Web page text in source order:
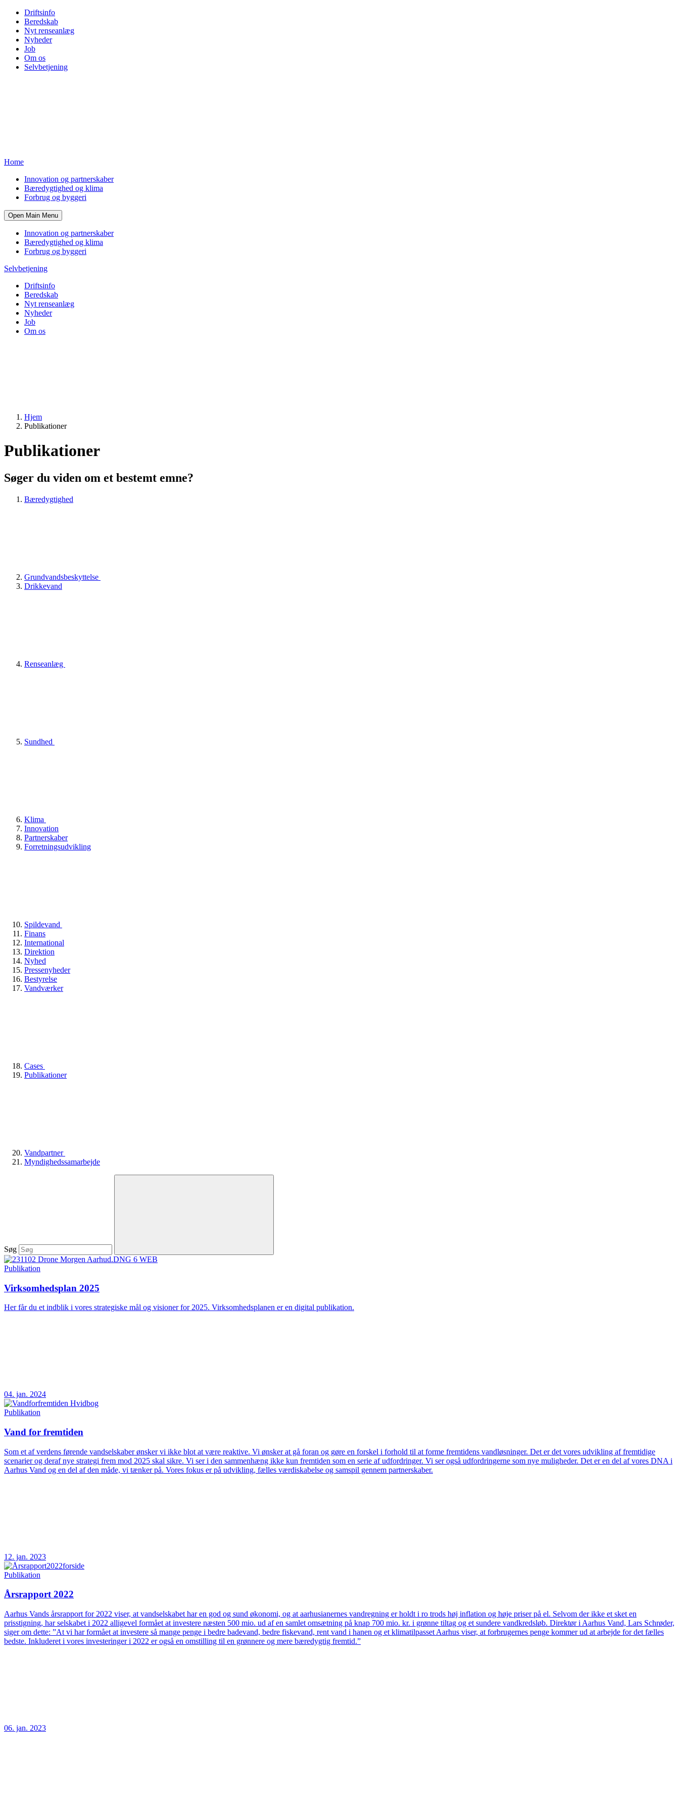
Driftsinfo
Beredskab
Nyt renseanlæg
Nyheder
Job
Om os
Selvbetjening
Home
Innovation og partnerskaber
Bæredygtighed og klima
Forbrug og byggeri
Open Main Menu
Innovation og partnerskaber
Bæredygtighed og klima
Forbrug og byggeri
Selvbetjening
Driftsinfo
Beredskab
Nyt renseanlæg
Nyheder
Job
Om os
Hjem
Publikationer
Publikationer
Søger du viden om et bestemt emne?
Bæredygtighed
Grundvandsbeskyttelse
Drikkevand
Renseanlæg
Sundhed
Klima
Innovation
Partnerskaber
Forretningsudvikling
Spildevand
Finans
International
Direktion
Nyhed
Pressenyheder
Bestyrelse
Vandværker
Cases
Publikationer
Vandpartner
Myndighedssamarbejde
Søg
Publikation
Virksomhedsplan 2025
Her får du et indblik i vores strategiske mål og visioner for 2025. Virksomhedsplanen er en digital publikation.
04. jan. 2024
Publikation
Vand for fremtiden
Som et af verdens førende vandselskaber ønsker vi ikke blot at være reaktive. Vi ønsker at gå foran og gøre en forskel i forhold til at forme fremtidens vandløsninger. Det er det vores udvikling af fremtidige
scenarier og deraf nye strategi frem mod 2025 skal sikre. Vi ser i den sammenhæng ikke kun fremtiden som en serie af udfordringer. Vi ser også udfordringerne som nye muligheder. Det er en del af vores DNA i
Aarhus Vand og en del af den måde, vi tænker på. Vores fokus er på udvikling, fælles værdiskabelse og samspil gennem partnerskaber.
12. jan. 2023
Publikation
Årsrapport 2022
Aarhus Vands årsrapport for 2022 viser, at vandselskabet har en god og sund økonomi, og at aarhusianernes vandregning er holdt i ro trods høj inflation og høje priser på el. Selvom der ikke et sket en
prisstigning, har selskabet i 2022 alligevel formået at investere næsten 500 mio. ud af en samlet omsætning på knap 700 mio. kr. i grønne tiltag og et sundere vandkredsløb. Direktør i Aarhus Vand, Lars Schrøder,
siger om dette: ”At vi har formået at investere så mange penge i bedre badevand, bedre fiskevand, rent vand i hanen og et klimatilpasset Aarhus viser, at forbrugernes penge kommer ud at arbejde for det fælles
bedste. Inkluderet i vores investeringer i 2022 er også en omstilling til en grønnere og mere bæredygtig fremtid.”
06. jan. 2023